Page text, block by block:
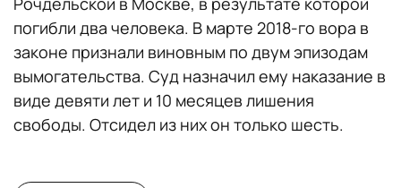
погибли два человека. В марте 2018-го вора в
законе признали виновным по двум эпизодам
вымогательства. Суд назначил ему наказание в
виде девяти лет и 10 месяцев лишения
свободы. Отсидел из них он только шесть.